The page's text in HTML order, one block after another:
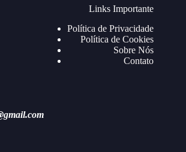
Links Importante
Política de Privacidade
Política de Cookies
Sobre Nós
Contato